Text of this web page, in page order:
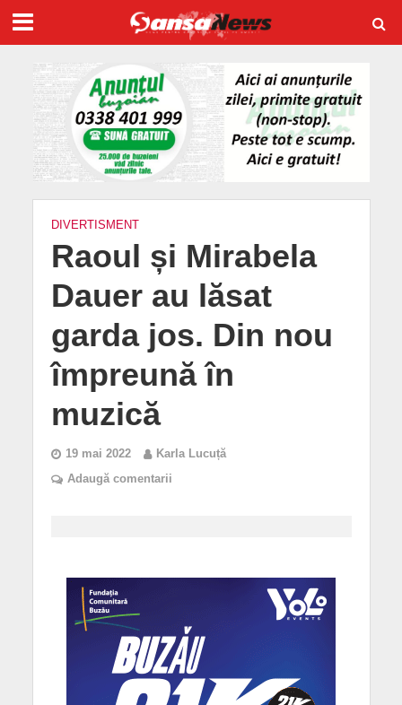
DIVERTISMENT
Raoul și Mirabela
Dauer au lăsat
garda jos. Din nou
împreună în
muzică
19 mai 2022
Karla Lucuță
Adaugă comentarii